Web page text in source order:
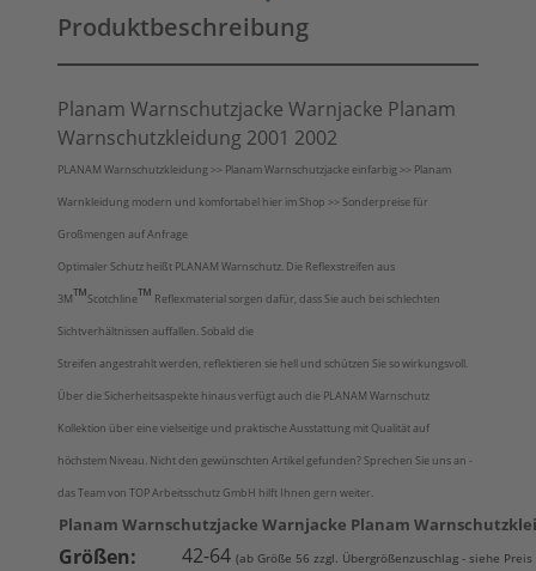
Produktbeschreibung
Planam Warnschutzjacke Warnjacke Planam
Warnschutzkleidung 2001 2002
PLANAM Warnschutzkleidung >> Planam Warnschutzjacke einfarbig >> Planam
Warnkleidung modern und komfortabel hier im Shop >> Sonderpreise für
Großmengen auf Anfrage
Optimaler Schutz heißt PLANAM Warnschutz. Die Reflexstreifen aus
3M™Scotchline™ Reflexmaterial sorgen dafür, dass Sie auch bei schlechten
Sichtverhältnissen auffallen. Sobald die
Streifen angestrahlt werden, reflektieren sie hell und schützen Sie so wirkungsvoll.
Über die Sicherheitsaspekte hinaus verfügt auch die PLANAM Warnschutz
Kollektion über eine vielseitige und praktische Ausstattung mit Qualität auf
höchstem Niveau. Nicht den gewünschten Artikel gefunden? Sprechen Sie uns an -
das Team von TOP Arbeitsschutz GmbH hilft Ihnen gern weiter.
Planam Warnschutzjacke Warnjacke Planam
Größen: 42-64 (ab Größe 56 zzgl. Übergrößenzuschlag - siehe